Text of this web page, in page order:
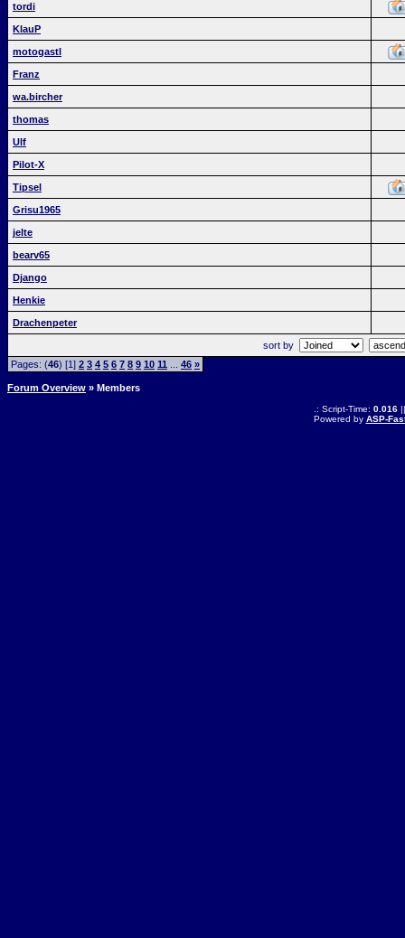
tordi
KlauP
motogastl
Franz
wa.bircher
thomas
Ulf
Pilot-X
Tipsel
Grisu1965
jelte
bearv65
Django
Henkie
Drachenpeter
sort by
Pages: (46) [1] 2 3 4 5 6 7 8 9 10 11 46 »
Forum Overview » Members
.: Script-Time: 0.016||
Powered by ASP-